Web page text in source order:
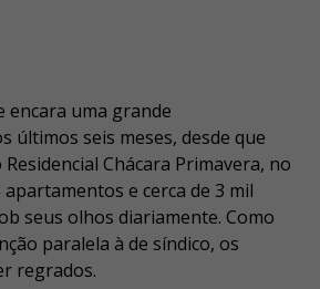
encara uma grande
últimos seis meses, desde que
Chácara Primavera, no
apartamentos e cerca de 3 mil
seus olhos diariamente. Como
paralela à de síndico, os
regrados.